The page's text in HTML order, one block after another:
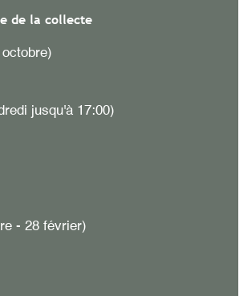
de la collecte
jusqu'à 17:00)
- 28 février)